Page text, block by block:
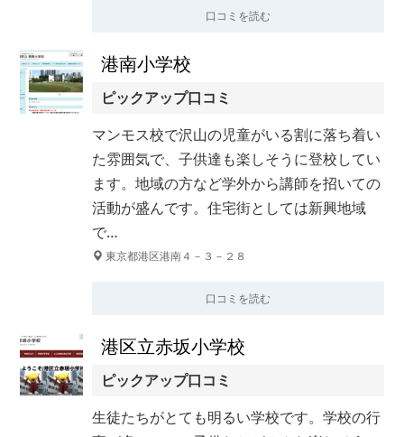
口コミを読む
港南小学校
ピックアップ口コミ
マンモス校で沢山の児童がいる割に落ち着い
た雰囲気で、子供達も楽しそうに登校してい
ます。地域の方など学外から講師を招いての
活動が盛んです。住宅街としては新興地域
で…
東京都港区港南４－３－２８
口コミを読む
港区立赤坂小学校
ピックアップ口コミ
生徒たちがとても明るい学校です。学校の行